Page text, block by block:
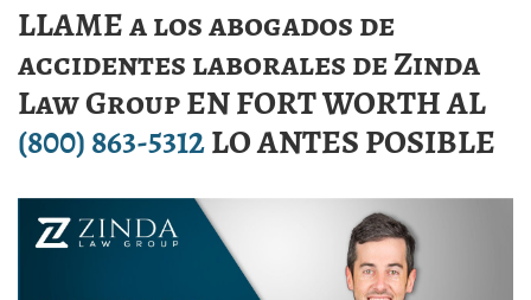
LLAME a los abogados de
accidentes laborales de Zinda
Law Group EN FORT WORTH AL
(800) 863-5312LO ANTES POSIBLE